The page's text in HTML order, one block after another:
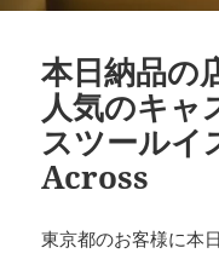
本日納品の
人気のキャ
スツール
Across
東京都のお客様に本